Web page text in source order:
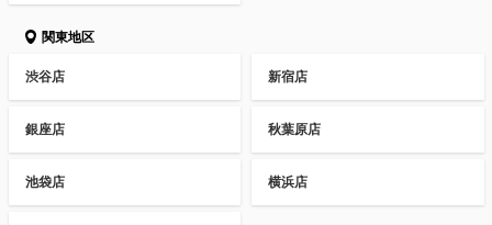
関東地区
渋谷店 新宿店
銀座店 秋葉原店
池袋店 横浜店